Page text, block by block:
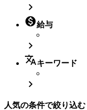

給与

translateキーワード

人気の条件で絞り込む